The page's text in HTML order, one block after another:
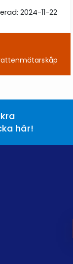
2024-11-22
här!